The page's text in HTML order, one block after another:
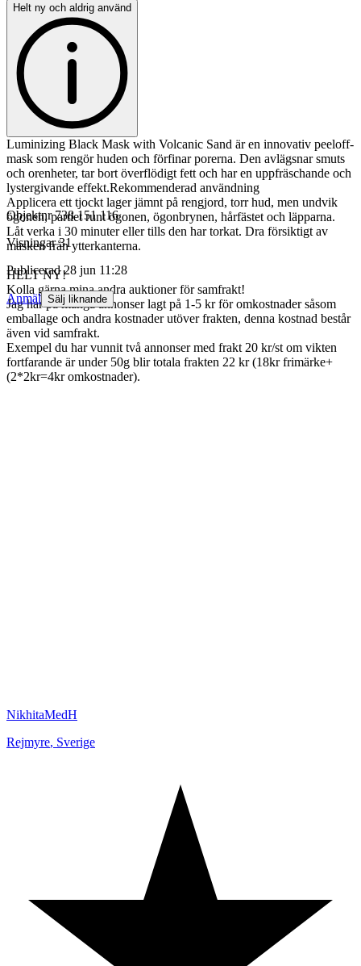
Helt ny och aldrig använd
Luminizing Black Mask with Volcanic Sand är en innovativ peeloff-
mask som rengör huden och förfinar porerna. Den avlägsnar smuts
och orenheter, tar bort överflödigt fett och har en uppfräschande och
lystergivande effekt.Rekommenderad användning
Applicera ett tjockt lager jämnt på rengjord, torr hud, men undvik
ögonen, partiet runt ögonen, ögonbrynen, hårfästet och läpparna.
Låt verka i 30 minuter eller tills den har torkat. Dra försiktigt av
masken från ytterkanterna.
HELT NY!
Kolla gärna mina andra auktioner för samfrakt!
Jag har på många annonser lagt på 1-5 kr för omkostnader såsom
emballage och andra kostnader utöver frakten, denna kostnad består
även vid samfrakt.
Exempel du har vunnit två annonser med frakt 20 kr/st om vikten
fortfarande är under 50g blir totala frakten 22 kr (18kr frimärke+
(2*2kr=4kr omkostnader).
Objektnr 738 151 116
Visningar 31
Publicerad 28 jun 11:28
Anmäl Sälj liknande
NikhitaMedH
Rejmyre, Sverige